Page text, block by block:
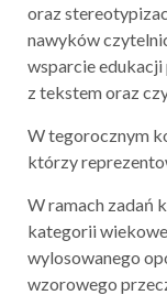
oraz
nawyków
wsparcie
z tekstem oraz
W tegorocznym
którzy
W ramach zadań
kategorii
wylosowanego
wzorowego